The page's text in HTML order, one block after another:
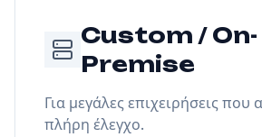
Custom / On-
Premise
Για μεγάλες επιχειρήσεις που
πλήρη έλεγχο.